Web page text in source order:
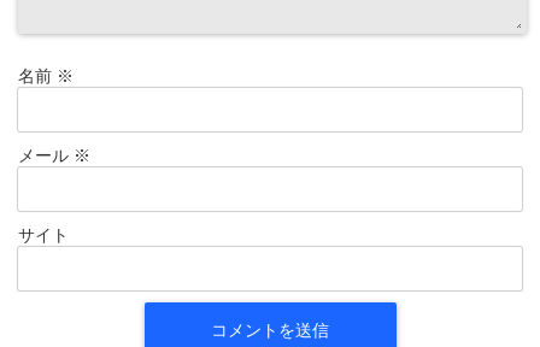
名前 ※
メール ※
サイト